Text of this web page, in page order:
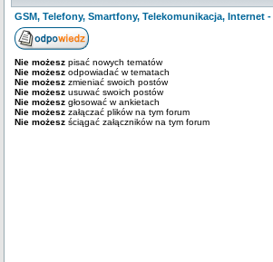
GSM, Telefony, Smartfony, Telekomunikacja, Internet
Nie możesz pisać nowych tematów
Nie możesz odpowiadać w tematach
Nie możesz zmieniać swoich postów
Nie możesz usuwać swoich postów
Nie możesz głosować w ankietach
Nie możesz załączać plików na tym forum
Nie możesz ściągać załączników na tym forum